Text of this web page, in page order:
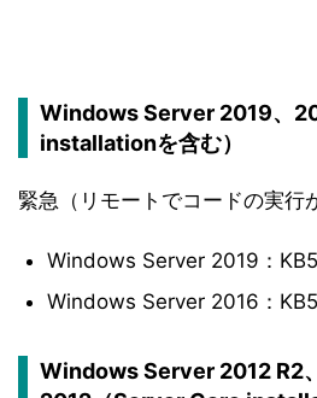
Windows Server 2019、
installationを含む）
緊急（リモートでコードの実行
Windows Server 2019：
Windows Server 2016：
Windows Server 2012 R2